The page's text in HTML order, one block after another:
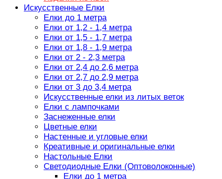
Искусственные Елки
Елки до 1 метра
Елки от 1,2 - 1,4 метра
Елки от 1,5 - 1,7 метра
Елки от 1,8 - 1,9 метра
Елки от 2 - 2,3 метра
Елки от 2,4 до 2,6 метра
Елки от 2,7 до 2,9 метра
Елки от 3 до 3,4 метра
Искусственные елки из литых веток
Елки с лампочками
Заснеженные елки
Цветные елки
Настенные и угловые елки
Креативные и оригинальные елки
Настольные Елки
Светодиодные Елки (Оптоволоконные)
Елки до 1 метра